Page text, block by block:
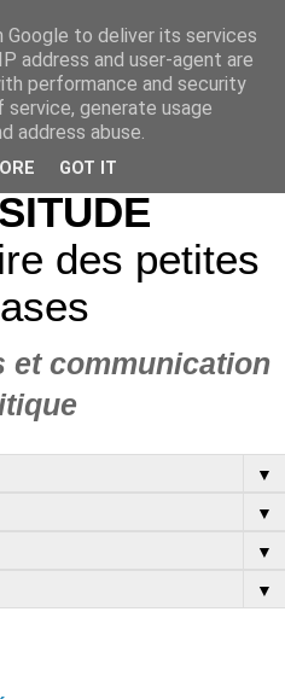
des petites
et communication
▼
▼
▼
▼
to deliver its services
address and user-agent are
performance and security
generate usage
address abuse.
GOT IT